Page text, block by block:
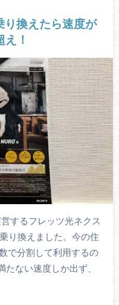
り換えたら速度が
！
するフレッツ光ネクス
り換えました。今の住
で分割して利用するの
ない速度しか出ず、